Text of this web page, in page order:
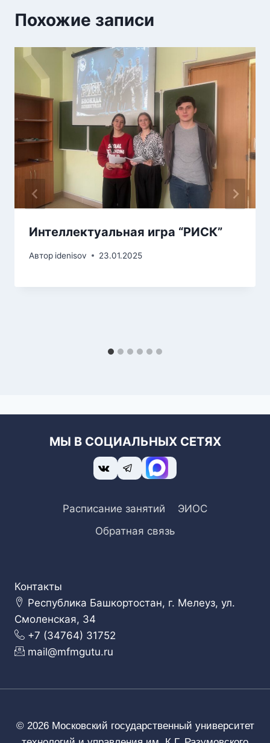
Похожие записи
Интеллектуальная игра “РИСК”
Автор idenisov 23.01.2025
МЫ В СОЦИАЛЬНЫХ СЕТЯХ
Расписание занятий
ЭИОС
Обратная связь
Контакты
Республика Башкортостан, г. Мелеуз, ул.
Смоленская, 34
+7 (34764) 31752
mail@mfmgutu.ru
© 2026 Московский государственный университет